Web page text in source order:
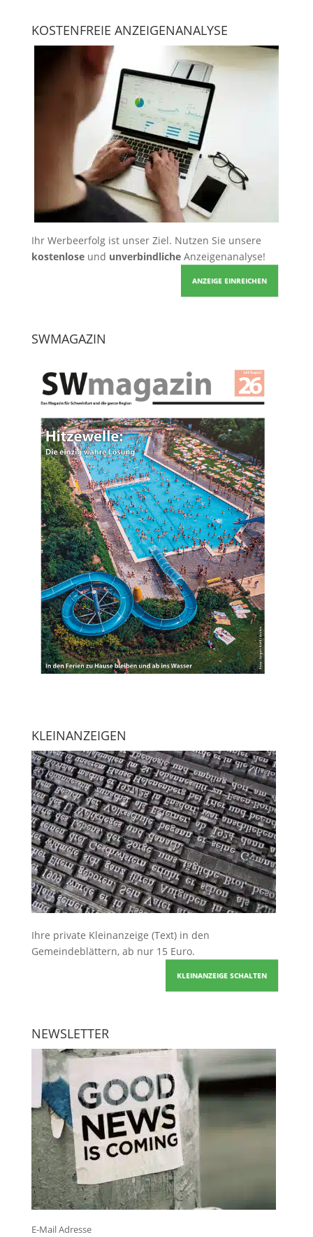
KOSTENFREIE ANZEIGENANALYSE
Ihr Werbeerfolg ist unser Ziel. Nutzen Sie unsere
kostenloseund unverbindlicheAnzeigenanalyse!
ANZEIGE EINREICHEN
SWMAGAZIN
KLEINANZEIGEN
Ihre private Kleinanzeige (Text) in den
Gemeindeblättern, ab nur 15 Euro.
KLEINANZEIGE SCHALTEN
NEWSLETTER
E-Mail Adresse